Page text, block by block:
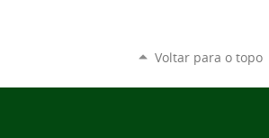
Voltar para o topo